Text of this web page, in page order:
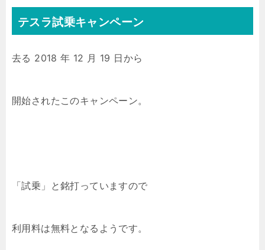
テスラ試乗キャンペーン
去る 2018 年 12 月 19 日から
開始されたこのキャンペーン。
「試乗」と銘打っていますので
利用料は無料となるようです。